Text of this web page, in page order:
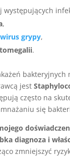
występujących
,
wirus grypy,
.
bakteryjnych
jest
często na
się
diagnoza i
zmniejszyć